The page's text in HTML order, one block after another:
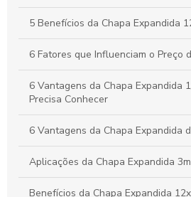
Vantagens da Chapa Perfurada de
Industriais e Criativas
5 Benefícios da Chapa Expandida
6 Fatores que Influenciam o Preço
6 Vantagens da Chapa Expandida
Precisa Conhecer
6 Vantagens da Chapa Expandida
Aplicações da Chapa Expandida
Benefícios da Chapa Expandida